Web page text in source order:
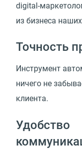
digital-
из бизнеса
Точность
Инструмент
ничего не
клиента.
Удобство